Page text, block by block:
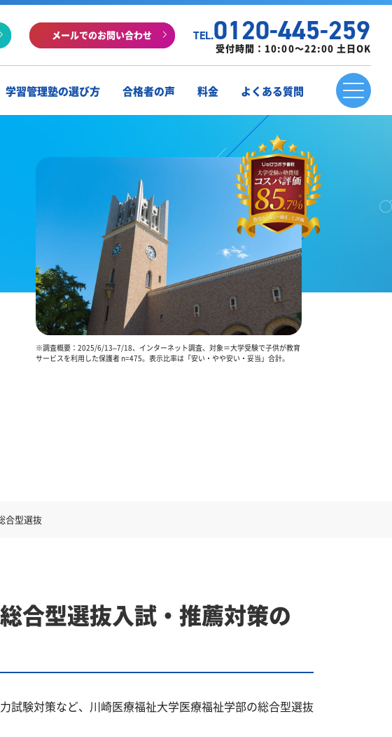
メールでのお問い合わせ TEL.0120-445-259
受付時間：10:00～22:00 土日OK
学習管理塾の選び方 合格者の声 料金 よくある質問
※調査概要：2025/6/13–7/18、インターネット調査、対象＝大学受験で子供が教育
サービスを利用した保護者 n=475。表示比率は「安い・やや安い・妥当」合計。
合型選抜
合型選抜入試・推薦対策の
試験対策など、川崎医療福祉大学医療福祉学部の総合型選抜